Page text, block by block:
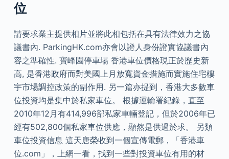
位
請要求業主提供相片並將此相包括在具有法律效力之協
議書內. ParkingHK.com亦會以證人身份證實協議書內
容之準確性. 寶峰園停車場 香港車位價格現正於歷史新
高, 是香港政府而對美國上月放寬資金措施而實施住宅樓
宇市場調控政策的副作用. 另一篇亦提到，香港大多數車
位投資均是集中於私家車位。 根據運輸署紀錄，直至
2010年12月有414,996部私家車輛登記，但於2006年已
經有502,800個私家車位供應，顯然是供過於求。 另類
車位投資信息 這天唐榮收到一個宣傳電郵，「香港車
位.com」，上網一看，找到一些對投資車位有用的材